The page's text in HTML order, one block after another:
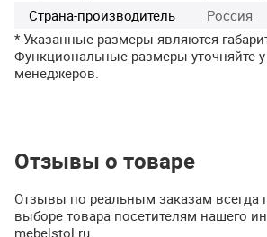
Страна-производитель
Россия
* Указанные размеры являются
Функциональные размеры уточняйте
менеджеров.
Отзывы о товаре
Отзывы по реальным заказам всегда
выборе товара посетителям нашего
mebelstol.ru.